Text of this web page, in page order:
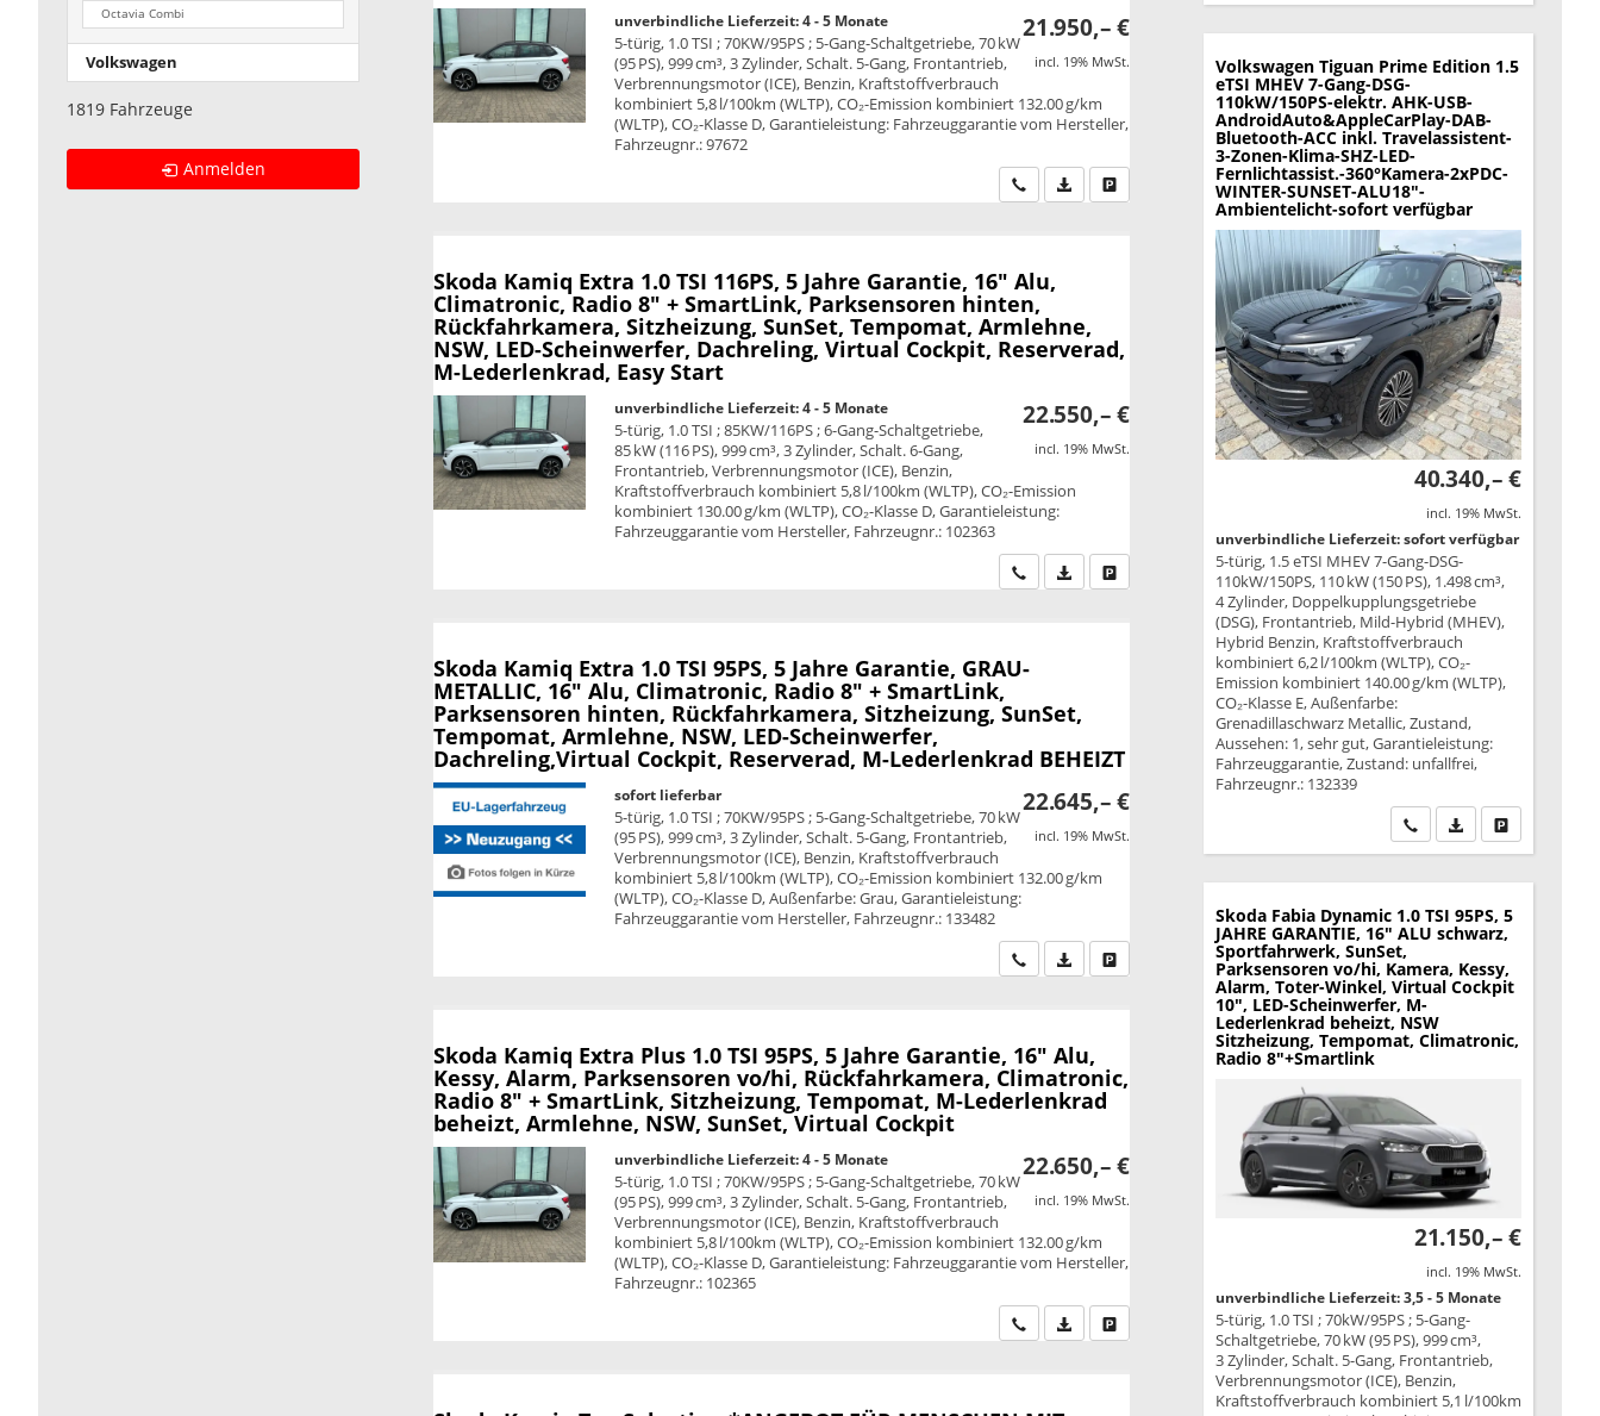
21.950,– €
incl. 19% MwSt.
unverbindliche Lieferzeit: 4 - 5 Monate
5-türig, 1.0 TSI ; 70KW/95PS ; 5-Gang-Schaltgetriebe, 70 kW
(95 PS), 999 cm³, 3 Zylinder, Schalt. 5-Gang, Frontantrieb,
Verbrennungsmotor (ICE), Benzin, Kraftstoffverbrauch
kombiniert 5,8 l/100km (WLTP), CO₂-Emission kombiniert 132.00 g/km
(WLTP), CO₂-Klasse D, Garantieleistung: Fahrzeuggarantie vom Hersteller,
Fahrzeugnr.: 97672
Wir rufen Sie anPDF-Datei, Fahrzeugexposé drucken
Drucken, parken oder vergleichen
Skoda Kamiq Extra 1.0 TSI 116PS, 5 Jahre Garantie, 16" Alu,
Climatronic, Radio 8" + SmartLink, Parksensoren hinten,
Rückfahrkamera, Sitzheizung, SunSet, Tempomat, Armlehne,
NSW, LED-Scheinwerfer, Dachreling, Virtual Cockpit, Reserverad,
M-Lederlenkrad, Easy Start
22.550,– €
incl. 19% MwSt.
unverbindliche Lieferzeit: 4 - 5 Monate
5-türig, 1.0 TSI ; 85KW/116PS ; 6-Gang-Schaltgetriebe,
85 kW (116 PS), 999 cm³, 3 Zylinder, Schalt. 6-Gang,
Frontantrieb, Verbrennungsmotor (ICE), Benzin,
Kraftstoffverbrauch kombiniert 5,8 l/100km (WLTP), CO₂-Emission
kombiniert 130.00 g/km (WLTP), CO₂-Klasse D, Garantieleistung:
Fahrzeuggarantie vom Hersteller, Fahrzeugnr.: 102363
Wir rufen Sie anPDF-Datei, Fahrzeugexposé drucken
Drucken, parken oder vergleichen
Skoda Kamiq Extra 1.0 TSI 95PS, 5 Jahre Garantie, GRAU-
METALLIC, 16" Alu, Climatronic, Radio 8" + SmartLink,
Parksensoren hinten, Rückfahrkamera, Sitzheizung, SunSet,
Tempomat, Armlehne, NSW, LED-Scheinwerfer,
Dachreling,Virtual Cockpit, Reserverad, M-Lederlenkrad BEHEIZT
22.645,– €
incl. 19% MwSt.
sofort lieferbar
5-türig, 1.0 TSI ; 70KW/95PS ; 5-Gang-Schaltgetriebe, 70 kW
(95 PS), 999 cm³, 3 Zylinder, Schalt. 5-Gang, Frontantrieb,
Verbrennungsmotor (ICE), Benzin, Kraftstoffverbrauch
kombiniert 5,8 l/100km (WLTP), CO₂-Emission kombiniert 132.00 g/km
(WLTP), CO₂-Klasse D, Außenfarbe: Grau, Garantieleistung:
Fahrzeuggarantie vom Hersteller, Fahrzeugnr.: 133482
Wir rufen Sie anPDF-Datei, Fahrzeugexposé drucken
Drucken, parken oder vergleichen
Skoda Kamiq Extra Plus 1.0 TSI 95PS, 5 Jahre Garantie, 16" Alu,
Kessy, Alarm, Parksensoren vo/hi, Rückfahrkamera, Climatronic,
Radio 8" + SmartLink, Sitzheizung, Tempomat, M-Lederlenkrad
beheizt, Armlehne, NSW, SunSet, Virtual Cockpit
22.650,– €
incl. 19% MwSt.
unverbindliche Lieferzeit: 4 - 5 Monate
5-türig, 1.0 TSI ; 70KW/95PS ; 5-Gang-Schaltgetriebe, 70 kW
(95 PS), 999 cm³, 3 Zylinder, Schalt. 5-Gang, Frontantrieb,
Verbrennungsmotor (ICE), Benzin, Kraftstoffverbrauch
kombiniert 5,8 l/100km (WLTP), CO₂-Emission kombiniert 132.00 g/km
(WLTP), CO₂-Klasse D, Garantieleistung: Fahrzeuggarantie vom Hersteller,
Fahrzeugnr.: 102365
Wir rufen Sie anPDF-Datei, Fahrzeugexposé drucken
Drucken, parken oder vergleichen
Octavia Combi
Volkswagen
1819 Fahrzeuge
Anmelden
Volkswagen Tiguan Prime Edition 1.5
eTSI MHEV 7-Gang-DSG-
110kW/150PS-elektr. AHK-USB-
AndroidAuto&AppleCarPlay-DAB-
Bluetooth-ACC inkl. Travelassistent-
3-Zonen-Klima-SHZ-LED-
Fernlichtassist.-360°Kamera-2xPDC-
WINTER-SUNSET-ALU18"-
Ambientelicht-sofort verfügbar
40.340,– €
incl. 19% MwSt.
unverbindliche Lieferzeit: sofort verfügbar
5-türig, 1.5 eTSI MHEV 7-Gang-DSG-
110kW/150PS, 110 kW (150 PS), 1.498 cm³,
4 Zylinder, Doppelkupplungsgetriebe
(DSG), Frontantrieb, Mild-Hybrid (MHEV),
Hybrid Benzin, Kraftstoffverbrauch
kombiniert 6,2 l/100km (WLTP), CO₂-
Emission kombiniert 140.00 g/km (WLTP),
CO₂-Klasse E, Außenfarbe:
Grenadillaschwarz Metallic, Zustand,
Aussehen: 1, sehr gut, Garantieleistung:
Fahrzeuggarantie, Zustand: unfallfrei,
Fahrzeugnr.: 132339
Wir rufen Sie an
PDF-Datei,Drucken,
Skoda Fabia Dynamic 1.0 TSI 95PS, 5
JAHRE GARANTIE, 16" ALU schwarz,
Sportfahrwerk, SunSet,
Parksensoren vo/hi, Kamera, Kessy,
Alarm, Toter-Winkel, Virtual Cockpit
10", LED-Scheinwerfer, M-
Lederlenkrad beheizt, NSW
Sitzheizung, Tempomat, Climatronic,
Radio 8"+Smartlink
21.150,– €
incl. 19% MwSt.
unverbindliche Lieferzeit: 3,5 - 5 Monate
5-türig, 1.0 TSI ; 70kW/95PS ; 5-Gang-
Schaltgetriebe, 70 kW (95 PS), 999 cm³,
3 Zylinder, Schalt. 5-Gang, Frontantrieb,
Verbrennungsmotor (ICE), Benzin,
Kraftstoffverbrauch kombiniert 5,1 l/100km